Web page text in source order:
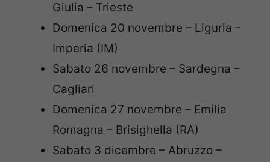
Giulia – Trieste
Domenica 20 novembre – Liguria –
Imperia (IM)
Sabato 26 novembre – Sardegna –
Cagliari
Domenica 27 novembre – Emilia
Romagna – Brisighella (RA)
Sabato 3 dicembre – Abruzzo –